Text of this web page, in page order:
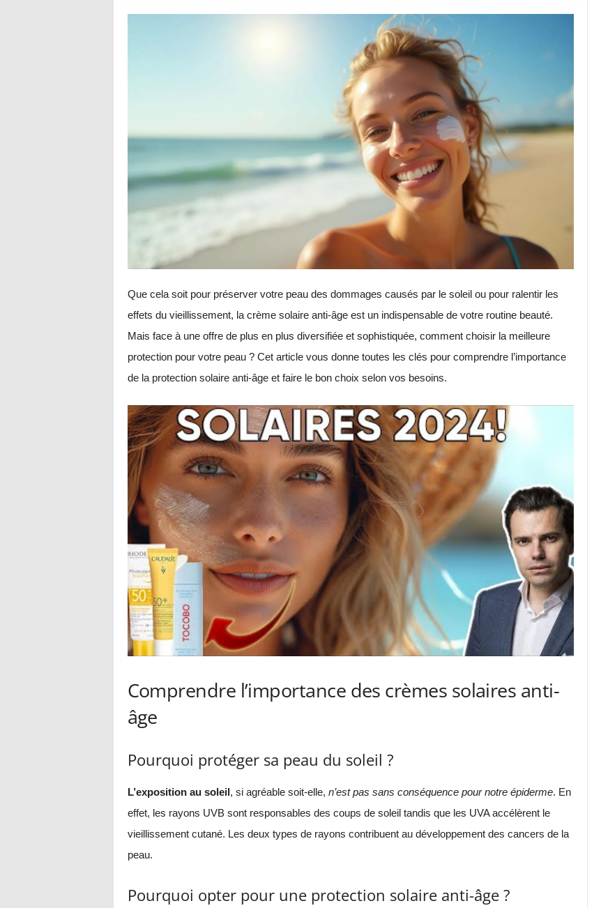
Que cela soit pour préserver votre peau des dommages causés par le soleil ou pour ralentir les
effets du vieillissement, la crème solaire anti-âge est un indispensable de votre routine beauté.
Mais face à une offre de plus en plus diversifiée et sophistiquée, comment choisir la meilleure
protection pour votre peau ? Cet article vous donne toutes les clés pour comprendre l’importance
de la protection solaire anti-âge et faire le bon choix selon vos besoins.
Comprendre l’importance des crèmes solaires anti-
âge
Pourquoi protéger sa peau du soleil ?
L’exposition au soleil, si agréable soit-elle, n’est pas sans conséquence pour notre épiderme. En
effet, les rayons UVB sont responsables des coups de soleil tandis que les UVA accélèrent le
vieillissement cutané. Les deux types de rayons contribuent au développement des cancers de la
peau.
Pourquoi opter pour une protection solaire anti-âge ?